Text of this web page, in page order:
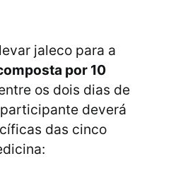
jaleco para a
por 10
os dois dias de
deverá
das cinco